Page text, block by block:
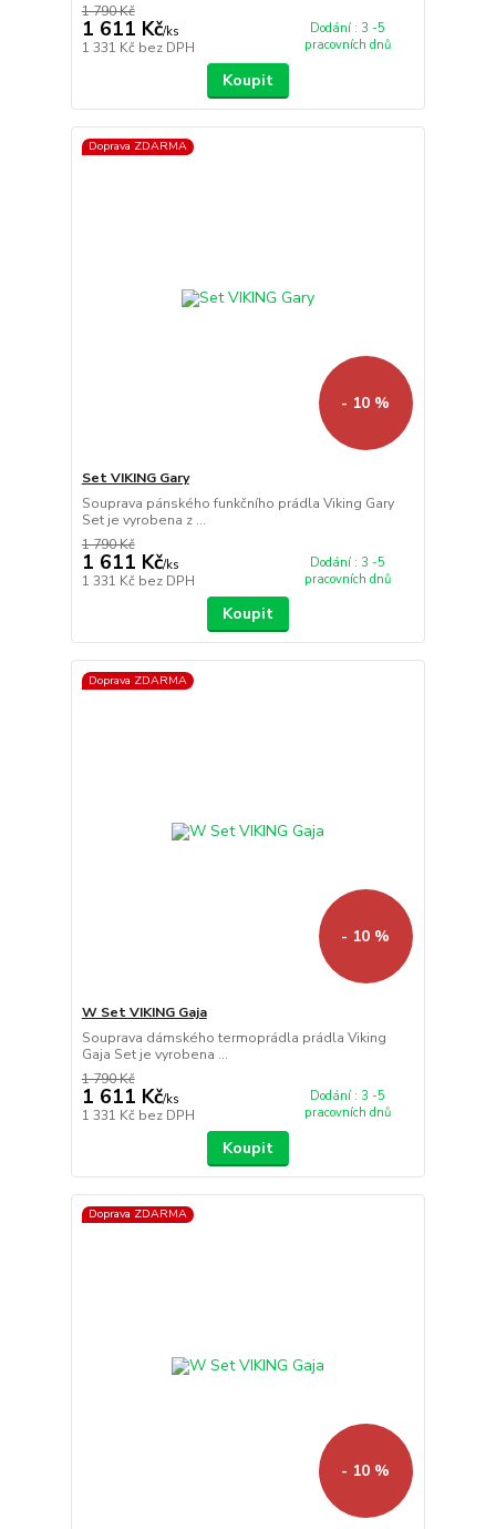
1 790 Kč
1 611 Kč/ks
1 331 Kč bez DPH
Dodání : 3 -5
pracovních dnů
Koupit
Doprava ZDARMA
- 10 %
Set VIKING Gary
Souprava pánského funkčního prádla Viking Gary
Set je vyrobena z ...
1 790 Kč
1 611 Kč/ks
1 331 Kč bez DPH
Dodání : 3 -5
pracovních dnů
Koupit
Doprava ZDARMA
- 10 %
W Set VIKING Gaja
Souprava dámského termoprádla prádla Viking
Gaja Set je vyrobena ...
1 790 Kč
1 611 Kč/ks
1 331 Kč bez DPH
Dodání : 3 -5
pracovních dnů
Koupit
Doprava ZDARMA
- 10 %